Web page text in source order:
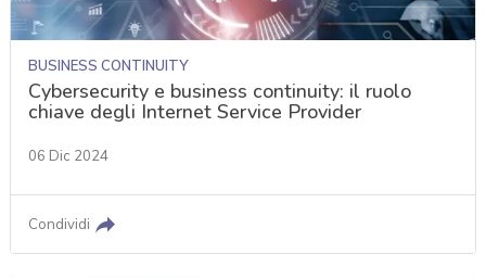
BUSINESS CONTINUITY
Cybersecurity e business continuity: il ruolo
chiave degli Internet Service Provider
06 Dic 2024
Condividi